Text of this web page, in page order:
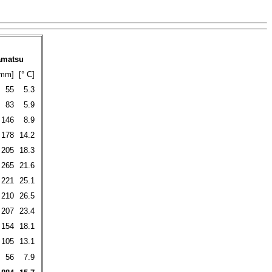
[° C]
55
5.3
83
5.9
146
8.9
178
14.2
205
18.3
265
21.6
221
25.1
210
26.5
207
23.4
154
18.1
105
13.1
56
7.9